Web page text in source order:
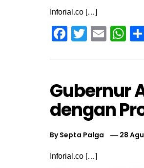
Inforial.co […]
Facebook
TwitterEmail
Gubernur
dengan
BySepta Palga 28
Inforial.co […]